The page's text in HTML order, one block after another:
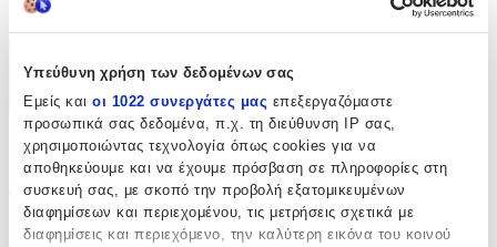
Υπεύθυνη χρήση των δεδομένων σας
Εμείς και οι 1022 συνεργάτες μας επεξεργαζόμαστε
προσωπικά σας δεδομένα, π.χ. τη διεύθυνση IP σας,
χρησιμοποιώντας τεχνολογία όπως cookies για να
αποθηκεύουμε και να έχουμε πρόσβαση σε πληροφορίες στη
συσκευή σας, με σκοπό την προβολή εξατομικευμένων
διαφημίσεων και περιεχομένου, τις μετρήσεις σχετικά με
διαφημίσεις και περιεχόμενο, την καλύτερη εικόνα του κοινού
Χαρακτηριστικά
+
Χαρακτηριστικά
Τύπος:
Μπρελόκ